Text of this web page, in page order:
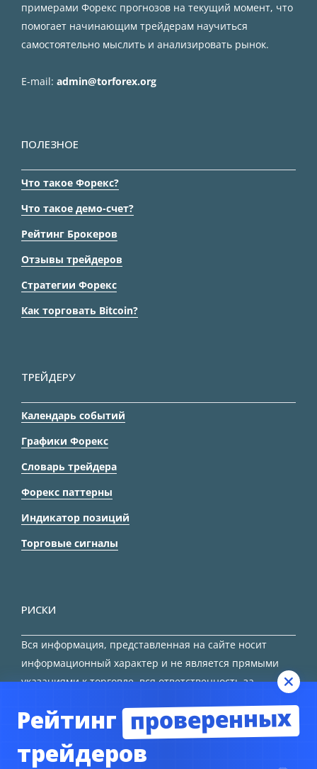
примерами Форекс прогнозов на текущий момент, что
помогает начинающим трейдерам научиться
самостоятельно мыслить и анализировать рынок.
E-mail: admin@torforex.org
ПОЛЕЗНОЕ
Что такое Форекс?
Что такое демо-счет?
Рейтинг Брокеров
Отзывы трейдеров
Стратегии Форекс
Как торговать Bitcoin?
ТРЕЙДЕРУ
Календарь событий
Графики Форекс
Словарь трейдера
Форекс паттерны
Индикатор позиций
Торговые сигналы
РИСКИ
Вся информация, представленная на сайте носит
информационный характер и не является прямыми
указаниями к торговле, вся ответственность за
Рейтинг проверенных
трейдеров